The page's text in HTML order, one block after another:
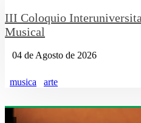
III Coloquio
Musical
04 de Agosto de 2026
musica arte